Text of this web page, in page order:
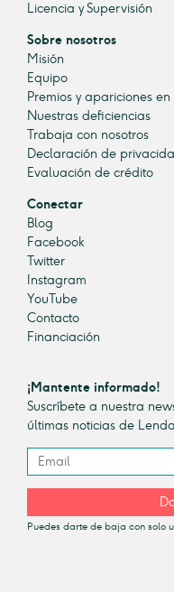
Licencia y Supervisión
Sobre nosotros
Misión
Equipo
Premios y apariciones
Nuestras deficiencias
Trabaja con nosotros
Declaración de
Evaluación de crédito
Conectar
Blog
Facebook
Twitter
Instagram
YouTube
Contacto
Financiación
¡Mantente informado!
Suscríbete a nuestra
últimas noticias de
Puedes darte de baja con solo